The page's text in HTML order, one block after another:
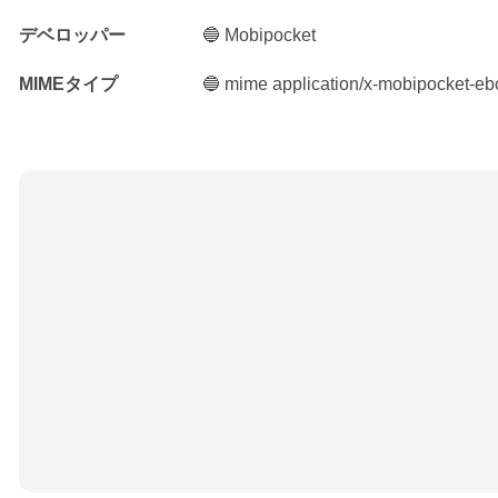
デベロッパー 🔵 Mobipocket
MIMEタイプ 🔵 mime application/x-mobipocket-